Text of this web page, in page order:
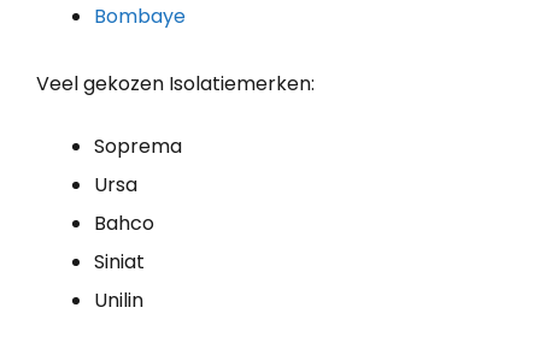
Bombaye
Veel gekozen Isolatiemerken:
Soprema
Ursa
Bahco
Siniat
Unilin